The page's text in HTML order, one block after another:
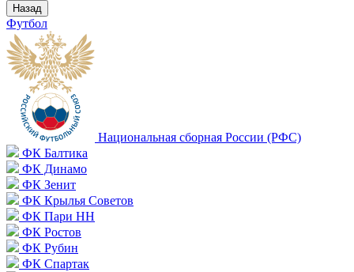
Назад
Футбол
Национальная сборная России (РФС)
ФК Балтика
ФК Динамо
ФК Зенит
ФК Крылья Советов
ФК Пари НН
ФК Ростов
ФК Рубин
ФК Спартак